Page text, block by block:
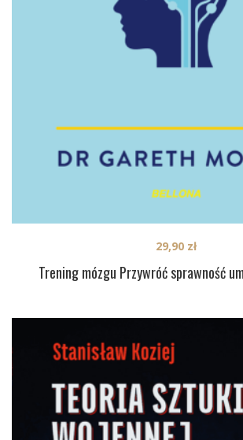
Trening mózgu Przywróć sprawność
29,90 zł